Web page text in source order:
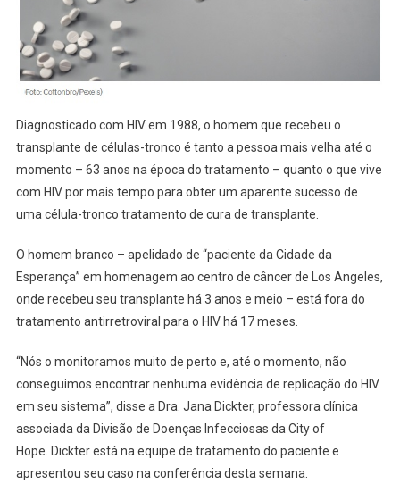
Diagnosticado com HIV em 1988, o homem que recebeu o
transplante de células-tronco é tanto a pessoa mais velha até o
momento – 63 anos na época do tratamento – quanto o que vive
com HIV por mais tempo para obter um aparente sucesso de
uma célula-tronco tratamento de cura de transplante.
O homem branco – apelidado de “paciente da Cidade da
Esperança” em homenagem ao centro de câncer de Los Angeles,
onde recebeu seu transplante há 3 anos e meio – está fora do
tratamento antirretroviral para o HIV há 17 meses.
“Nós o monitoramos muito de perto e, até o momento, não
conseguimos encontrar nenhuma evidência de replicação do HIV
em seu sistema”, disse a Dra. Jana Dickter, professora clínica
associada da Divisão de Doenças Infecciosas da City of
Hope. Dickter está na equipe de tratamento do paciente e
apresentou seu caso na conferência desta semana.